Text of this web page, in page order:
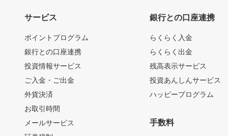
サービス
ポイントプログラム
銀行との口座連携
投資情報サービス
ご入金・ご出金
外貨決済
お取引時間
メールサービス
銀行との口座連携
らくらく入金
らくらく出金
残高表示サービス
投資あんしんサービス
ハッピープログラム
手数料